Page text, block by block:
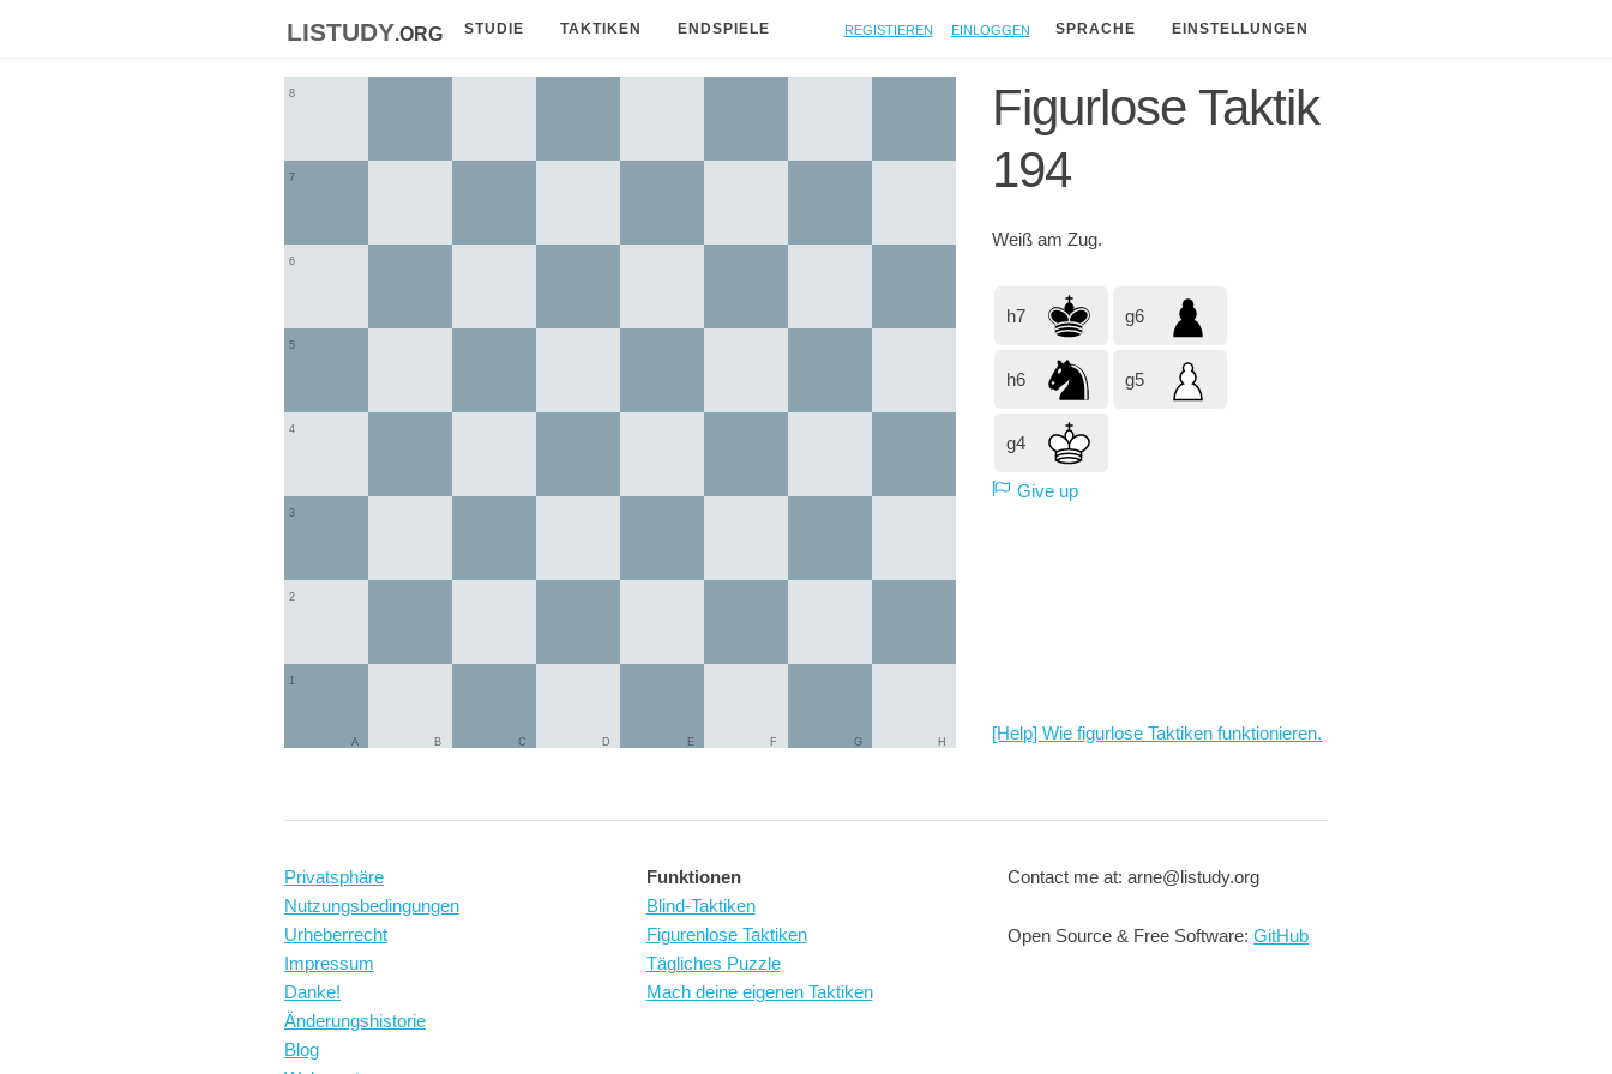
listudy.org STUDIE TAKTIKEN ENDSPIELE Registieren Einloggen SPRACHE EINSTELLUNGEN
1
2
3
4
5
6
7
8
A B C D E F G H
Figurlose Taktik
194
Weiß am Zug.
h7 g6
h6 g5
g4
Give up
[Help] Wie figurlose Taktiken funktionieren.
Privatsphäre
Nutzungsbedingungen
Urheberrecht
Impressum
Danke!
Änderungshistorie
Blog
Funktionen
Blind-Taktiken
Figurenlose Taktiken
Tägliches Puzzle
Mach deine eigenen Taktiken
Contact me at: arne@listudy.org
Open Source & Free Software:GitHub